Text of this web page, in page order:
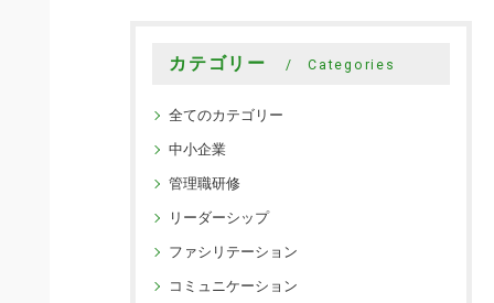
カテゴリー Categories
全てのカテゴリー
中小企業
管理職研修
リーダーシップ
ファシリテーション
コミュニケーション